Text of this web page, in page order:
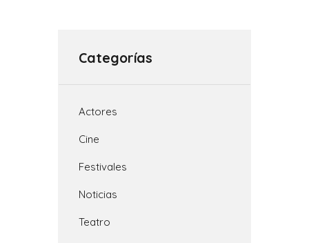
Categorías
Actores
Cine
Festivales
Noticias
Teatro